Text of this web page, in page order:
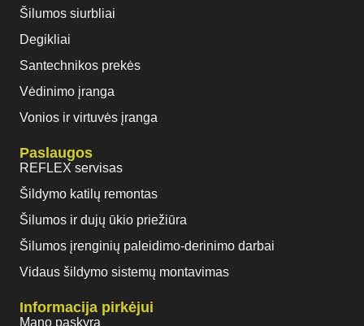
Šilumos siurbliai
Degikliai
Santechnikos prekės
Vėdinimo įranga
Vonios ir virtuvės įranga
Paslaugos
REFLEX servisas
Šildymo katilų remontas
Šilumos ir dujų ūkio priežiūra
Šilumos įrenginių paleidimo-derinimo darbai
Vidaus šildymo sistemų montavimas
Informacija pirkėjui
Mano paskyra